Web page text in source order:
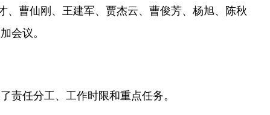
、曹仙刚、王建军、贾杰云、曹俊芳、杨旭、陈秋
会议。
责任分工、工作时限和重点任务。